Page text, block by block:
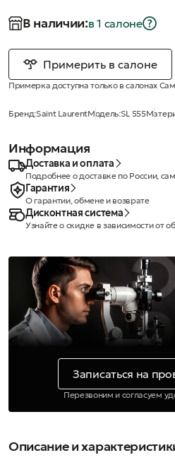
В наличии:в 1 салонe
Примерить в салоне
Примерка доступна только в салонах
Бренд:Saint LaurentМодель:SL 555
Информация
Доставка и оплата
Подробнее о доставке по России,
Гарантия
О гарантии, обмене и возврате
Дисконтная система
Узнайте о скидке в зависимости от
Записаться на
Перезвоним и согласуем
Описание и